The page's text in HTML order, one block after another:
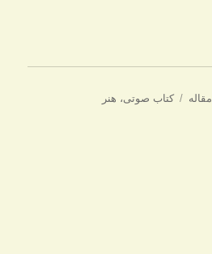
دسته‌ها
مقاله برچسب‌ها
کتاب صوتی، هنر